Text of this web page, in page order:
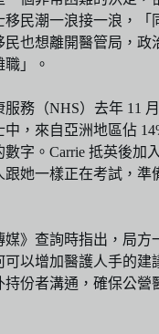
移民潮一浪接一浪，「
民也想離開醫管局，政
」。
務（NHS）去年 11
中，來自亞洲地區佔
字。Carrie 抵英後加
跟她一樣正在考試，準
媒》查詢時指出，局方
可以增加醫護人手的建
持份者溝通，確保公營